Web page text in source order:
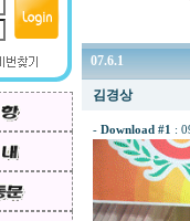
07.6.1
김경상
- Download #1 :